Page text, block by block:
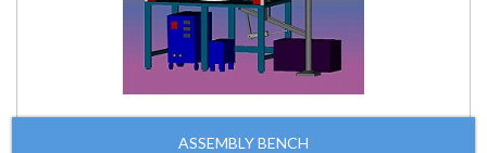
ASSEMBLY BENCH